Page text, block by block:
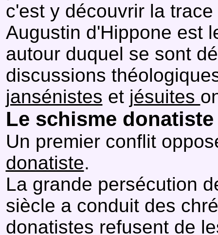
c'est y découvrir la
Augustin d'Hippone est
autour duquel se sont
discussions
jansénistes et jésuites
Le schisme donatiste
Un premier conflit
donatiste.
La grande persécution
siècle a conduit des
donatistes refusent de